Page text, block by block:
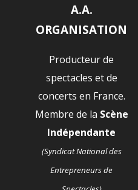
A.A.
ORGANISATION
Producteur de
spectacles et de
concerts en France.
Membre de la Scène
Indépendante
(Syndicat National des
Entrepreneurs de